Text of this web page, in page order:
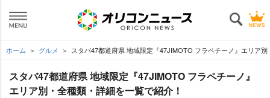
ホーム グルメ スタバ47都道府県 地域限定『47JIMOTO フラペチーノ』エリア
スタバ47都道府県 地域限定『47JIMOTO フラペチーノ』
エリア別・全種類・詳細を一覧で紹介！